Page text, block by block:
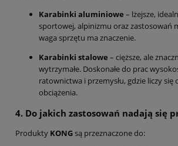
Karabinki aluminiowe – lżejsze,
sportowej, alpinizmu oraz zastosowań
waga sprzętu ma znaczenie.
Karabinki stalowe – cięższe, ale
wytrzymałe. Doskonałe do prac
ratownictwa i przemysłu, gdzie liczy
obciążenia.
4. Do jakich zastosowań nadają się
Produkty KONGsą przeznaczone do: